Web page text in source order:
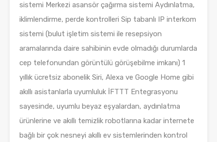
sistemi Merkezi asansör çağırma sistemi Aydınlatma,
iklimlendirme, perde kontrolleri Sip tabanlı IP interkom
sistemi (bulut işletim sistemi ile resepsiyon
aramalarında daire sahibinin evde olmadığı durumlarda
cep telefonundan görüntülü görüşebilme imkanı) 1
yıllık ücretsiz abonelik Siri, Alexa ve Google Home gibi
akıllı asistanlarla uyumluluk İFTTT Entegrasyonu
sayesinde, uyumlu beyaz eşyalardan, aydınlatma
ürünlerine ve akıllı temizlik robotlarına kadar internete
bağlı bir çok nesneyi akıllı ev sistemlerinden kontrol